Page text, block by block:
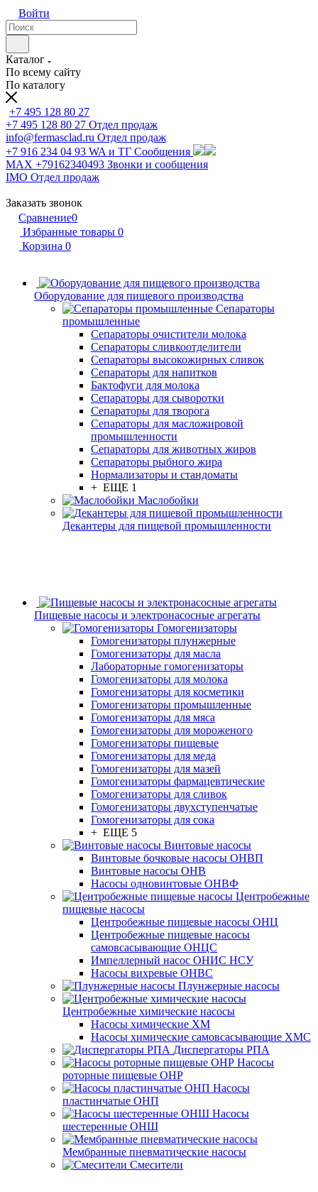
Войти
Каталог
По всему сайту
По каталогу
+7 495 128 80 27
+7 495 128 80 27 Отдел продаж
info@fermasclad.ru Отдел продаж
+7 916 234 04 93 WA и ТГ Сообщения
MAX +79162340493 Звонки и сообщения
IMO Отдел продаж
Заказать звонок
Сравнение0
Избранные товары 0
Корзина 0
Оборудование для пищевого производства
Сепараторы
промышленные
Сепараторы очистители молока
Сепараторы сливкоотделители
Сепараторы высокожирных сливок
Сепараторы для напитков
Бактофуги для молока
Сепараторы для сыворотки
Сепараторы для творога
Сепараторы для масложировой
промышленности
Сепараторы для животных жиров
Сепараторы рыбного жира
Нормализаторы и стандоматы
+ ЕЩЕ 1
Маслобойки
Декантеры для пищевой промышленности
Пищевые насосы и электронасосные агрегаты
Гомогенизаторы
Гомогенизаторы плунжерные
Гомогенизаторы для масла
Лабораторные гомогенизаторы
Гомогенизаторы для молока
Гомогенизаторы для косметики
Гомогенизаторы промышленные
Гомогенизаторы для мяса
Гомогенизаторы для мороженого
Гомогенизаторы пищевые
Гомогенизаторы для меда
Гомогенизаторы для мазей
Гомогенизаторы фармацевтические
Гомогенизаторы для сливок
Гомогенизаторы двухступенчатые
Гомогенизаторы для сока
+ ЕЩЕ 5
Винтовые насосы
Винтовые бочковые насосы ОНВП
Винтовые насосы ОНВ
Насосы одновинтовые ОНВФ
Центробежные
пищевые насосы
Центробежные пищевые насосы ОНЦ
Центробежные пищевые насосы
самовсасывающие ОНЦС
Импеллерный насос ОНИС НСУ
Насосы вихревые ОНВС
Плунжерные насосы
Центробежные химические насосы
Насосы химические ХМ
Насосы химические самовсасывающие ХМС
Диспергаторы РПА
Насосы
роторные пищевые ОНР
Насосы
пластинчатые ОНП
Насосы
шестеренные ОНШ
Мембранные пневматические насосы
Смесители